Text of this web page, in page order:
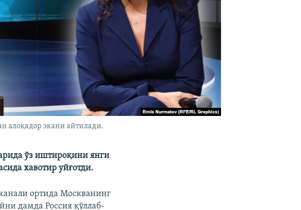
алоқадор экани айтилади.
ўз иштироқини янги
хавотир уйғотди.
ортида Москванинг
дамда Россия қўллаб-